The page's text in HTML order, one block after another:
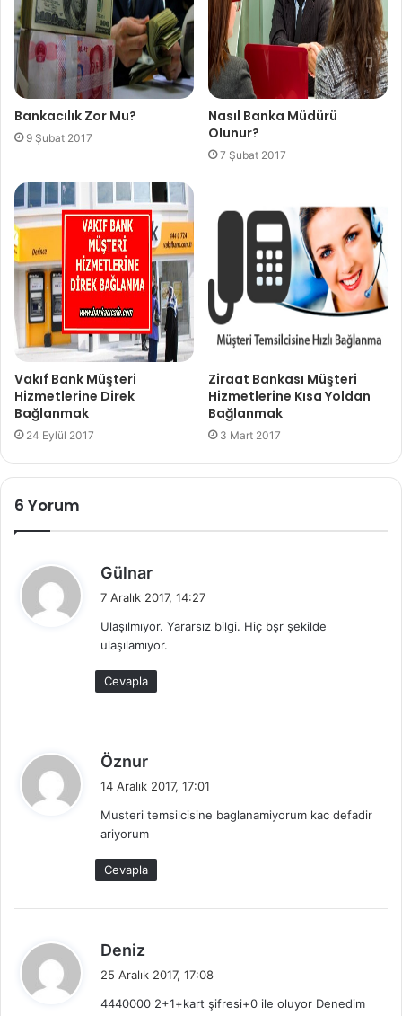
Bankacılık Zor Mu?
9 Şubat 2017
Nasıl Banka Müdürü
Olunur?
7 Şubat 2017
Vakıf Bank Müşteri
Hizmetlerine Direk
Bağlanmak
24 Eylül 2017
Ziraat Bankası Müşteri
Hizmetlerine Kısa Yoldan
Bağlanmak
3 Mart 2017
6 Yorum
Gülnar
i
k
i
:
7 Aralık 2017, 14:27
Ulaşılmıyor. Yararsız bilgi. Hiç bşr şekilde
ulaşılamıyor.
Cevapla
Öznur
i
k
i
:
14 Aralık 2017, 17:01
Musteri temsilcisine baglanamiyorum kac defadir
ariyorum
Cevapla
Deniz
i
25 Aralık 2017, 17:08
4440000 2+1+kart şifresi+0 ile oluyor Denedim